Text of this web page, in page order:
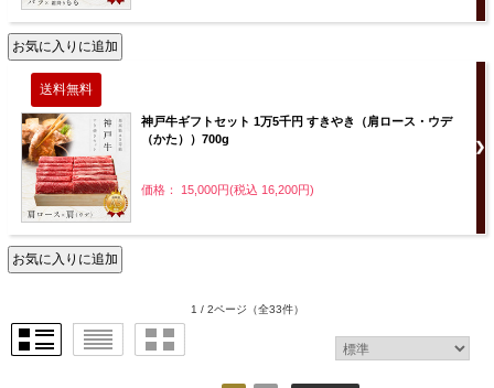
神戸牛ギフトセット 1万5千円 すきやき（肩ロース・ウデ
（かた））700g
価格： 15,000円(税込 16,200円)
1 / 2ページ （全33件）